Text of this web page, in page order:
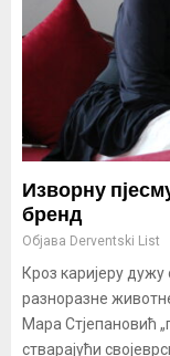
Изворну
бренд
Објава Derventski List
Кроз каријеру
разноразне
Мара Стјепановић
стварајући